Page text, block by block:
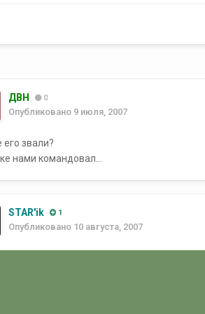
ДВН 0
Опубликовано 9 июля, 2007
его звали?
нами командовал...
STAR'ik 1
Опубликовано 10 августа, 2007